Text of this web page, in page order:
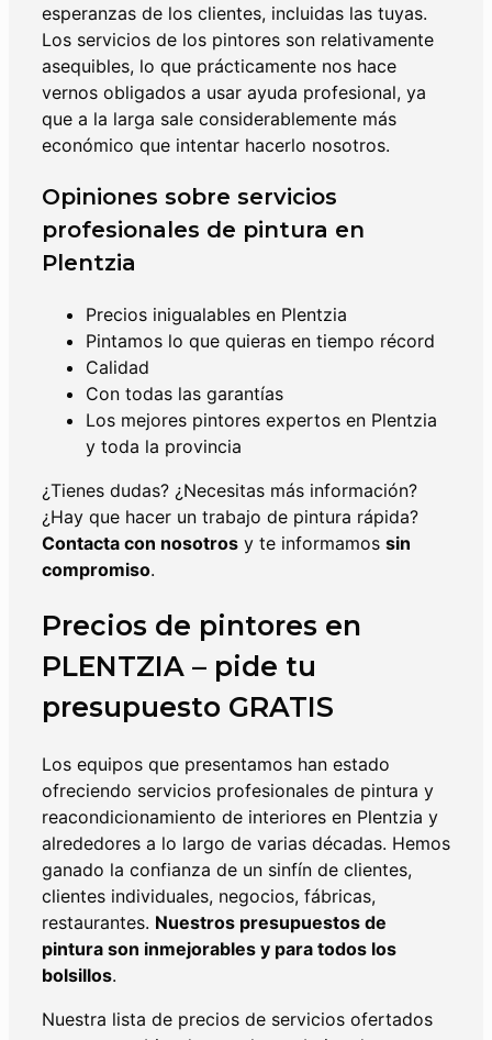
esperanzas de los clientes, incluidas las tuyas.
Los servicios de los pintores son relativamente
asequibles, lo que prácticamente nos hace
vernos obligados a usar ayuda profesional, ya
que a la larga sale considerablemente más
económico que intentar hacerlo nosotros.
Opiniones sobre servicios
profesionales de pintura en
Plentzia
Precios inigualables en Plentzia
Pintamos lo que quieras en tiempo récord
Calidad
Con todas las garantías
Los mejores pintores expertos en Plentzia
y toda la provincia
¿Tienes dudas? ¿Necesitas más información?
¿Hay que hacer un trabajo de pintura rápida?
Contacta con nosotros y te informamos sin
compromiso.
Precios de pintores en
PLENTZIA – pide tu
presupuesto GRATIS
Los equipos que presentamos han estado
ofreciendo servicios profesionales de pintura y
reacondicionamiento de interiores en Plentzia y
alrededores a lo largo de varias décadas. Hemos
ganado la confianza de un sinfín de clientes,
clientes individuales, negocios, fábricas,
restaurantes. Nuestros presupuestos de
pintura son inmejorables y para todos los
bolsillos.
Nuestra lista de precios de servicios ofertados